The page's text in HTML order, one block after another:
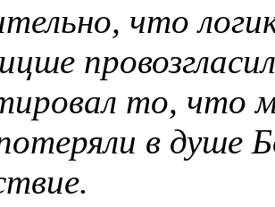
что
то, что
в душе